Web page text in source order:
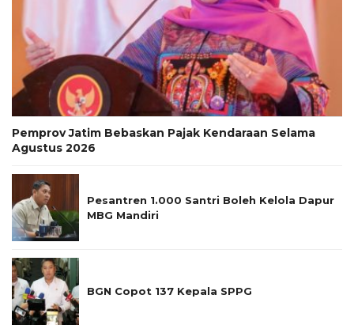
Pemprov Jatim Bebaskan Pajak Kendaraan Selama
Agustus 2026
Pesantren 1.000 Santri Boleh Kelola Dapur
MBG Mandiri
BGN Copot 137 Kepala SPPG